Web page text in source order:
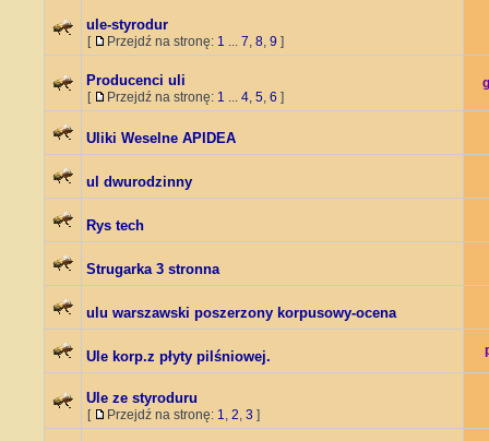
ule-styrodur
[ Przejdź na stronę: 1 ... 7, 8, 9 ]
Producenci uli
[ Przejdź na stronę: 1 ... 4, 5, 6 ]
Uliki Weselne APIDEA
ul dwurodzinny
Rys tech
Strugarka 3 stronna
ulu warszawski poszerzony korpusowy-ocena
Ule korp.z płyty pilśniowej.
Ule ze styroduru
[ Przejdź na stronę: 1, 2, 3 ]